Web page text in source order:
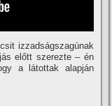
izzadságszagúnak
előtt szerezte – én
a látottak alapján